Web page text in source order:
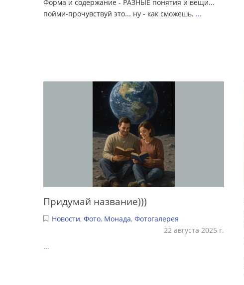
Форма и содержание - РАЗНЫЕ понятия и вещи...
пойми-прочувствуй это... ну - как сможешь. ...
Придумай название)))
Новости, Фото, Монада, Фотогалерея
22 августа 2025 г.
...